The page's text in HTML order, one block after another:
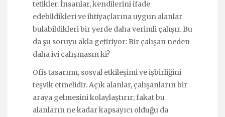
tetikler. İnsanlar, kendilerini ifade
edebildikleri ve ihtiyaçlarına uygun alanlar
bulabildikleri bir yerde daha verimli çalışır. Bu
da şu soruyu akla getiriyor: Bir çalışan neden
daha iyi çalışmasın ki?
Ofis tasarımı, sosyal etkileşimi ve işbirliğini
teşvik etmelidir. Açık alanlar, çalışanların bir
araya gelmesini kolaylaştırır; fakat bu
alanların ne kadar kapsayıcı olduğu da